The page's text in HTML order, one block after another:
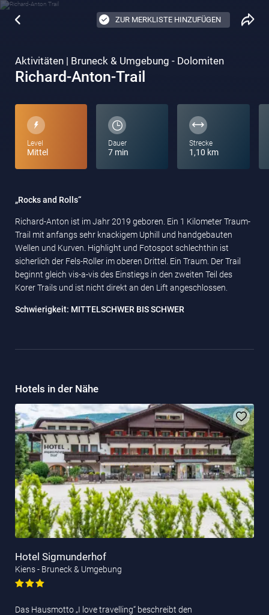
ZUR MERKLISTE HINZUFÜGEN
Aktivitäten | Bruneck & Umgebung - Dolomiten
Richard-Anton-Trail
Level
Mittel
Dauer
7 min
Strecke
1,10 km
„Rocks and Rolls“
Richard-Anton ist im Jahr 2019 geboren. Ein 1 Kilometer Traum-
Trail mit anfangs sehr knackigem Uphill und handgebauten
Wellen und Kurven. Highlight und Fotospot schlechthin ist
sicherlich der Fels-Roller im oberen Drittel. Ein Traum. Der Trail
beginnt gleich vis-a-vis des Einstiegs in den zweiten Teil des
Korer Trails und ist nicht direkt an den Lift angeschlossen.
Schwierigkeit: MITTELSCHWER BIS SCHWER
Hotels in der Nähe
Hotel Sigmunderhof
Kiens - Bruneck & Umgebung
Das Hausmotto „I love travelling“ beschreibt den